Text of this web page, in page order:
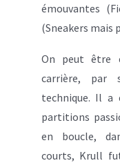
émouvantes
(Sneakers mais
On peut être
carrière, par
technique. Il a
partitions
en boucle,
courts, Krull